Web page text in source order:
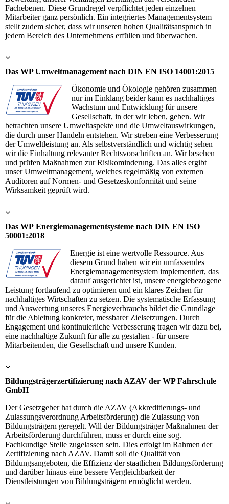
Fachebenen. Diese Grundregel verpflichtet jeden einzelnen
Mitarbeiter ganz persönlich. Ein integriertes Managementsystem
stellt zudem sicher, dass wir unseren hohen Qualitätsanspruch in
jedem Bereich des Unternehmens erfüllen und überwachen.
Das WP Umweltmanagement nach DIN EN ISO 14001:2015
Ökonomie und Ökologie gehören zusammen –
nur im Einklang beider kann es nachhaltiges
Wachstum und Entwicklung für unsere
Gesellschaft, in der wir leben, geben. Wir
betrachten unsere Umweltaspekte und die Umweltauswirkungen,
die durch unser Handeln entstehen. Wir streben eine Verbesserung
der Umweltleistung an. Als selbstverständlich und wichtig sehen
wir die Einhaltung relevanter Rechtsvorschriften an. Wir besehen
und prüfen Maßnahmen zur Risikominderung. Das alles ergibt
unser Umweltmanagement, welches regelmäßig von externen
Auditoren auf Normen- und Gesetzeskonformität und seine
Wirksamkeit geprüft wird.
Das WP Energiemanagementsysteme nach DIN EN ISO
50001:2018
Energie ist eine wertvolle Ressource. Aus
diesem Grund haben wir ein umfassendes
Energiemanagementsystem implementiert, das
darauf ausgerichtet ist, unsere energiebezogene
Leistung fortlaufend zu optimieren und ein klares Zeichen für
nachhaltiges Wirtschaften zu setzen. Die systematische Erfassung
und Auswertung unseres Energieverbrauchs bildet die Grundlage
für die Ableitung konkreter, messbarer Zielsetzungen. Durch
Engagement und kontinuierliche Verbesserung tragen wir dazu bei,
eine nachhaltige Zukunft für alle zu gestalten - für unsere
Mitarbeitenden, die Gesellschaft und unsere Kunden.
Bildungsträgerzertifizierung nach AZAV der WP Fahrschule
GmbH
Der Gesetzgeber hat durch die AZAV (Akkreditierungs- und
Zulassungsverordnung Arbeitsförderung) die Zulassung von
Bildungsträgern geregelt. Will der Bildungsträger Maßnahmen der
Arbeitsförderung durchführen, muss er durch eine sog.
Fachkundige Stelle zugelassen sein. Dies erfolgt im Rahmen der
Zertifizierung nach AZAV. Damit soll die Qualität von
Bildungsangeboten, die Effizienz der staatlichen Bildungsförderung
und darüber hinaus eine bessere Vergleichbarkeit der
Dienstleistungen von Bildungsträgern ermöglicht werden.